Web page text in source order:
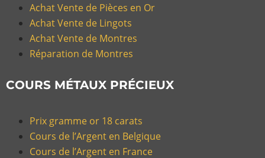
Achat Vente de Pièces en Or
Achat Vente de Lingots
Achat Vente de Montres
Réparation de Montres
COURS MÉTAUX PRÉCIEUX
Prix gramme or 18 carats
Cours de l’Argent en Belgique
Cours de l’Argent en France